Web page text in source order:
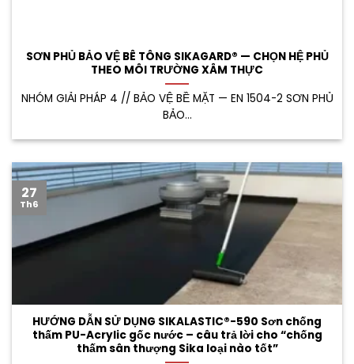
SƠN PHỦ BẢO VỆ BÊ TÔNG SIKAGARD® — CHỌN HỆ PHỦ
THEO MÔI TRƯỜNG XÂM THỰC
NHÓM GIẢI PHÁP 4 // BẢO VỆ BỀ MẶT — EN 1504-2 SƠN PHỦ
BẢO...
HƯỚNG DẪN SỬ DỤNG SIKALASTIC®-590 Sơn chống
thấm PU-Acrylic gốc nước – câu trả lời cho “chống
thấm sân thượng Sika loại nào tốt”
27
Th6